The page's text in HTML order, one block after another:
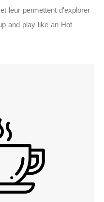
et leur permettent d'explorer
p and play like an Hot